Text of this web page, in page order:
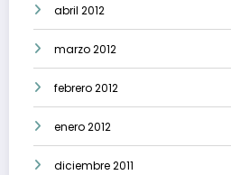
abril 2012
marzo 2012
febrero 2012
enero 2012
diciembre 2011